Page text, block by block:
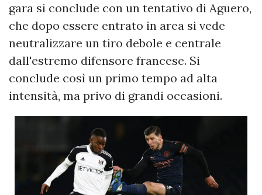
gara si conclude con un tentativo di Aguero,
che dopo essere entrato in area si vede
neutralizzare un tiro debole e centrale
dall'estremo difensore francese. Si
conclude così un primo tempo ad alta
intensità, ma privo di grandi occasioni.